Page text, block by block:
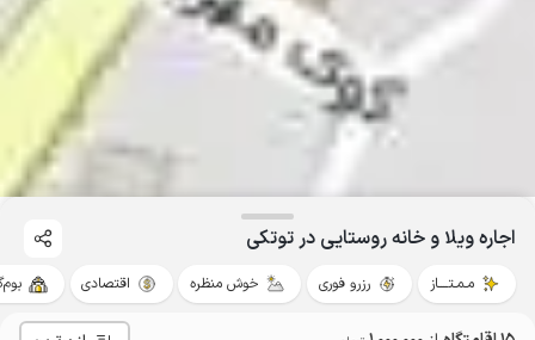
اجاره ویلا و خانه روستایی در توتکی
مـمـتــــاز رزرو فوری خوش منظره اقتصادی